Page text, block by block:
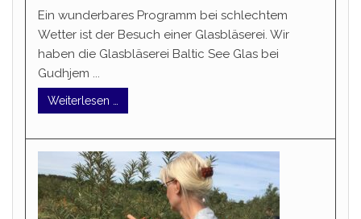
Ein wunderbares Programm bei schlechtem
Wetter ist der Besuch einer Glasbläserei. Wir
haben die Glasbläserei Baltic See Glas bei
Gudhjem ...
Weiterlesen …